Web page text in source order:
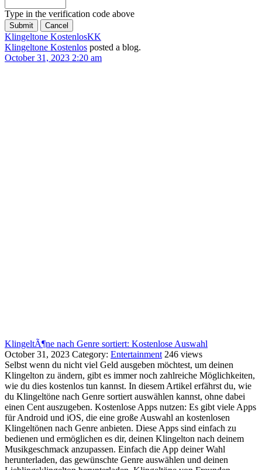
Type in the verification code above
Klingeltone KostenlosKK
Klingeltone Kostenlos posted a blog.
October 31, 2023 2:20 am
KlingeltÃ¶ne nach Genre sortiert: Kostenlose Auswahl
October 31, 2023 Category: Entertainment 246 views
Selbst wenn du nicht viel Geld ausgeben möchtest, um deinen
Klingelton zu ändern, gibt es immer noch zahlreiche Möglichkeiten,
wie du dies kostenlos tun kannst. In diesem Artikel erfährst du, wie
du Klingeltöne nach Genre sortiert auswählen kannst, ohne dabei
einen Cent auszugeben. Kostenlose Apps nutzen: Es gibt viele Apps
für Android und iOS, die eine große Auswahl an kostenlosen
Klingeltönen nach Genre anbieten. Diese Apps sind einfach zu
bedienen und ermöglichen es dir, deinen Klingelton nach deinem
Musikgeschmack anzupassen. Einfach die App deiner Wahl
herunterladen, das gewünschte Genre auswählen und deinen